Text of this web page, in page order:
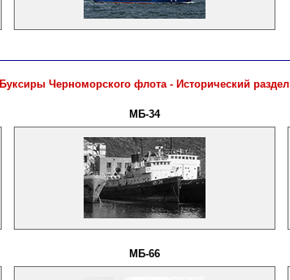
Буксиры Черноморского флота - Исторический раздел
МБ-34
МБ-66